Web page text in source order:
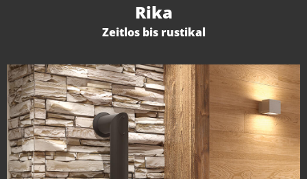
Rika
Zeitlos bis rustikal